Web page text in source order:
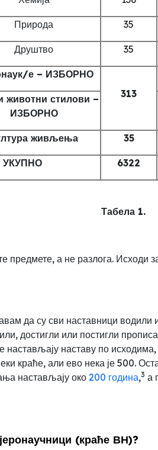
Природа 35
Друштво 35
е – ИЗБОРНО
313
животни стилови –
ИЗБОРНО
живљења 35
УКУПНО 6322
Табела 1.
предмете, а не разлога. Исходи
да су сви наставници водили
достигли или постигли
настављају наставу по исходима,
краће, али ево нека је 500.
настављају око 200 година,3 а
(краће ВН)?